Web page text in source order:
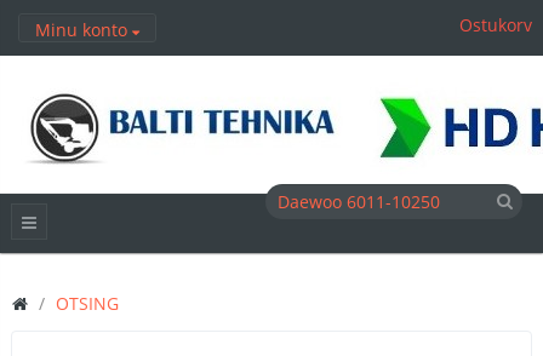
Minu konto Ostukorv
OTSING